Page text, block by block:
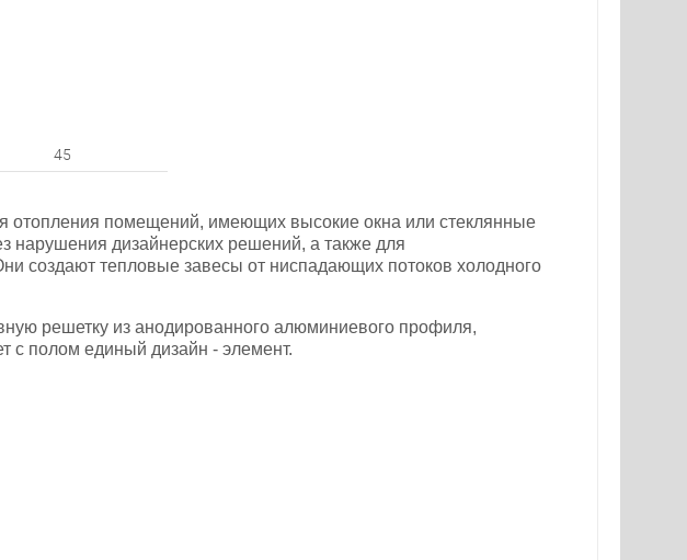
45
отопления помещений, имеющих высокие окна или стеклянные
нарушения дизайнерских решений, а также для
создают тепловые завесы от ниспадающих потоков холодного
решетку из анодированного алюминиевого профиля,
с полом единый дизайн - элемент.